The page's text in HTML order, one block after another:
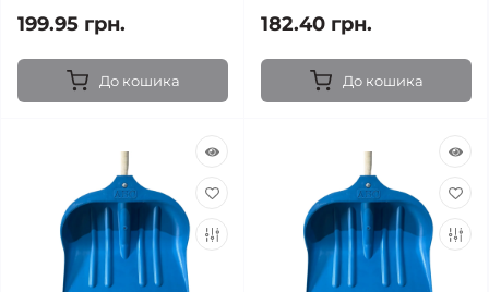
199.95 грн.
До кошика
182.40 грн.
До кошика